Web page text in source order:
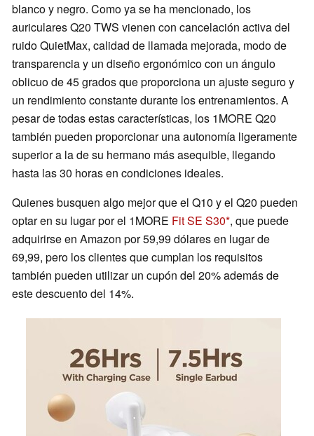
blanco y negro. Como ya se ha mencionado, los
auriculares Q20 TWS vienen con cancelación activa del
ruido QuietMax, calidad de llamada mejorada, modo de
transparencia y un diseño ergonómico con un ángulo
oblicuo de 45 grados que proporciona un ajuste seguro y
un rendimiento constante durante los entrenamientos. A
pesar de todas estas características, los 1MORE Q20
también pueden proporcionar una autonomía ligeramente
superior a la de su hermano más asequible, llegando
hasta las 30 horas en condiciones ideales.
Quienes busquen algo mejor que el Q10 y el Q20 pueden
optar en su lugar por el 1MORE Fit SE S30 , que puede
adquirirse en Amazon por 59,99 dólares en lugar de
69,99, pero los clientes que cumplan los requisitos
también pueden utilizar un cupón del 20% además de
este descuento del 14%.